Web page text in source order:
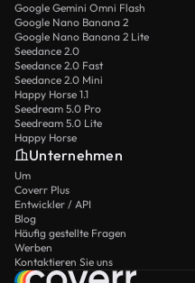
Google Gemini Omni Flash
Google Nano Banana 2
Google Nano Banana 2 Lite
Seedance 2.0
Seedance 2.0 Fast
Seedance 2.0 Mini
Happy Horse 1.1
Seedream 5.0 Pro
Seedream 5.0 Lite
Happy Horse
Unternehmen
Um
Coverr Plus
Entwickler / API
Blog
Häufig gestellte Fragen
Werben
Kontaktieren Sie uns